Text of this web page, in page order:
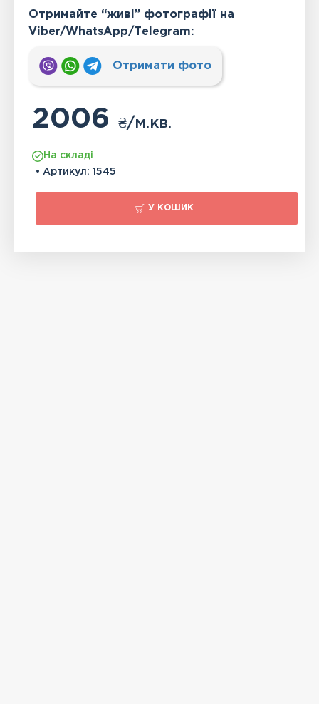
Отримайте “живі” фотографії на
Viber/WhatsApp/Тelegram:
Отримати фото
2006₴/м.кв.
На складі
• Артикул: 1545
У КОШИК